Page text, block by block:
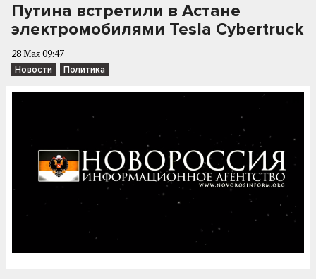
Путина встретили в Астане
электромобилями Tesla Cybertruck
28 Мая 09:47
Новости Политика